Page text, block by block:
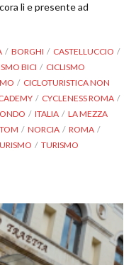
lì e presente ad
BORGHI
CASTELLUCCIO
BICI
CICLISMO
CICLOTURISTICA NON
CYCLENESS ROMA
ITALIA
LA MEZZA
NORCIA
ROMA
TURISMO